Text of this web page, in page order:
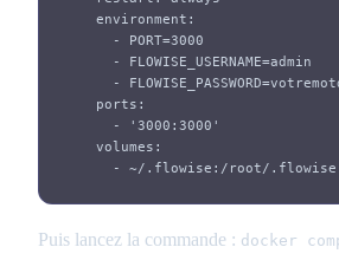
      - ~/.flowise:/root/.flowise
Puis lancez la commande : docker